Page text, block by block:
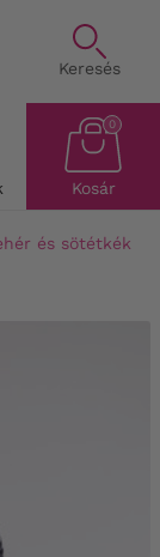
Keresés
Kosár
0
és sötétkék